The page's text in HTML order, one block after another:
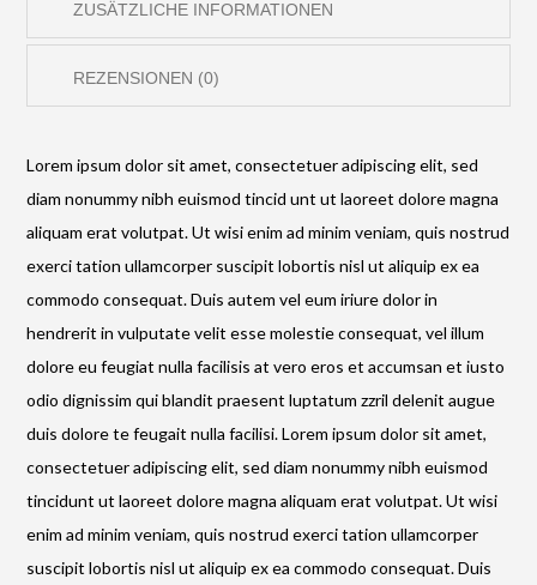
ZUSÄTZLICHE INFORMATIONEN
REZENSIONEN (0)
Lorem ipsum dolor sit amet, consectetuer adipiscing elit, sed
diam nonummy nibh euismod tincid unt ut laoreet dolore magna
aliquam erat volutpat. Ut wisi enim ad minim veniam, quis nostrud
exerci tation ullamcorper suscipit lobortis nisl ut aliquip ex ea
commodo consequat. Duis autem vel eum iriure dolor in
hendrerit in vulputate velit esse molestie consequat, vel illum
dolore eu feugiat nulla facilisis at vero eros et accumsan et iusto
odio dignissim qui blandit praesent luptatum zzril delenit augue
duis dolore te feugait nulla facilisi. Lorem ipsum dolor sit amet,
consectetuer adipiscing elit, sed diam nonummy nibh euismod
tincidunt ut laoreet dolore magna aliquam erat volutpat. Ut wisi
enim ad minim veniam, quis nostrud exerci tation ullamcorper
suscipit lobortis nisl ut aliquip ex ea commodo consequat. Duis